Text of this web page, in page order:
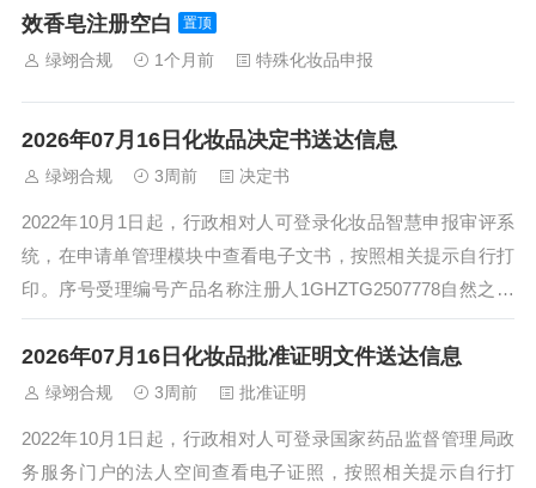
效香皂注册空白
置顶
绿翊合规 1个月前 特殊化妆品申报
2026年07月16日化妆品决定书送达信息
绿翊合规 3周前 决定书
2022年10月1日起，行政相对人可登录化妆品智慧申报审评系
统，在申请单管理模块中查看电子文书，按照相关提示自行打
印。序号受理编号产品名称注册人1GHZTG2507778自然之星
染发啫喱（自然黑）广州...
2026年07月16日化妆品批准证明文件送达信息
绿翊合规 3周前 批准证明
2022年10月1日起，行政相对人可登录国家药品监督管理局政
务服务门户的法人空间查看电子证照，按照相关提示自行打